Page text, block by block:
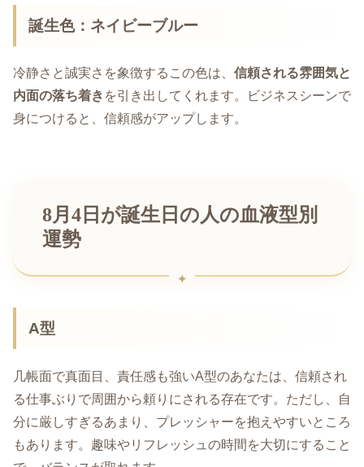
誕生色：ネイビーブルー
冷静さと誠実さを象徴するこの色は、 信頼される雰囲気と
内面の落ち着き を引き出してくれます。ビジネスシーンで
身につけると、信頼感がアップします。
8月4日が誕生日の人の血液型別
運勢
A型
几帳面で真面目、責任感も強いA型のあなたは、信頼され
る仕事ぶりで周囲から頼りにされる存在です。ただし、自
分に厳しすぎるあまり、プレッシャーを抱えやすいところ
もあります。趣味やリフレッシュの時間を大切にすること